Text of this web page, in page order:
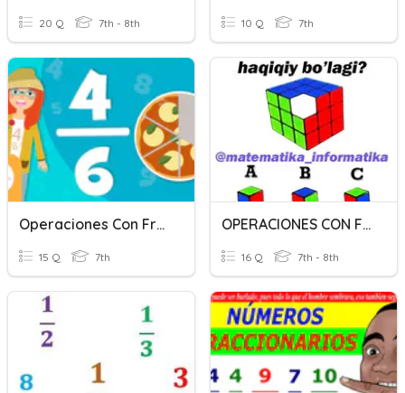
20 Q 7th - 8th 10 Q 7th
Operaciones Con Fracciones
15 Q 7th
OPERACIONES CON FRACCIONES
16 Q 7th - 8th